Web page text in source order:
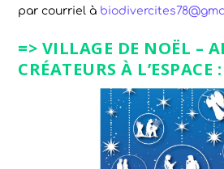
par courriel à
=> VILLAGE DE NOËL –
CRÉATEURS À L’ESPACE :